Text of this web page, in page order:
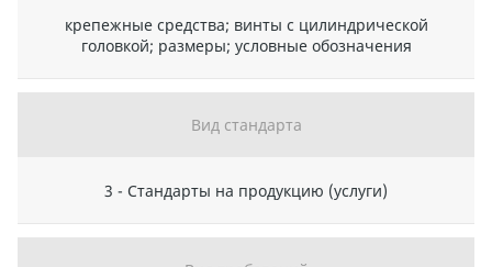
крепежные средства; винты с цилиндрической
головкой; размеры; условные обозначения
Вид стандарта
3 - Стандарты на продукцию (услуги)